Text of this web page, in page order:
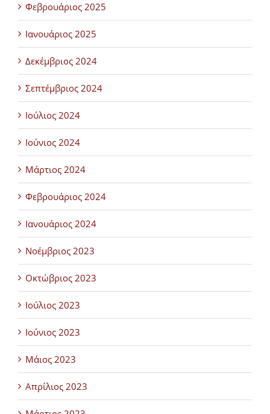
Φεβρουάριος 2025
Ιανουάριος 2025
Δεκέμβριος 2024
Σεπτέμβριος 2024
Ιούλιος 2024
Ιούνιος 2024
Μάρτιος 2024
Φεβρουάριος 2024
Ιανουάριος 2024
Νοέμβριος 2023
Οκτώβριος 2023
Ιούλιος 2023
Ιούνιος 2023
Μάιος 2023
Απρίλιος 2023